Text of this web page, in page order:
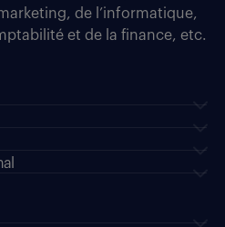
de l’informatique,
et de la finance, etc.